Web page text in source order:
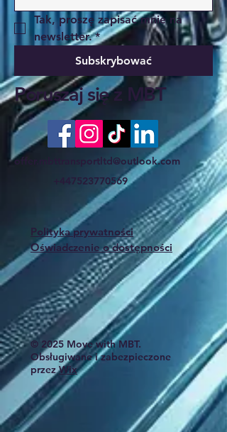
Tak, proszę zapisać mnie na
newsletter. *
Subskrybować
Poruszaj się z MBT
offer.mbttransportltd@outlook.com
+447523770569
Polityka prywatności
Oświadczenie o dostępności
© 2025 Move with MBT.
Obsługiwane i zabezpieczone
przezWix